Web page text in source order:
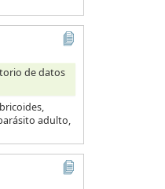
de datos
adulto,